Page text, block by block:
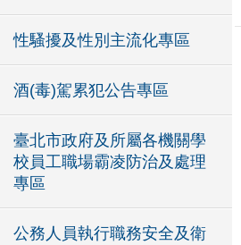
性騷擾及性別主流化專區
酒(毒)駕累犯公告專區
臺北市政府及所屬各機關學
校員工職場霸凌防治及處理
專區
公務人員執行職務安全及衛